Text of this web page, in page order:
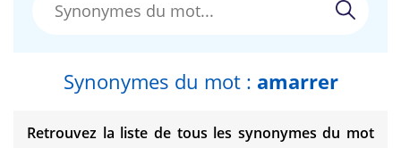
Synonymes du mot : amarrer
Retrouvez la liste de tous les synonymes du mot